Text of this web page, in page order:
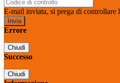
E-mail inviata, si prega di controllare
Errore
Chiudi
Successo
Chiudi